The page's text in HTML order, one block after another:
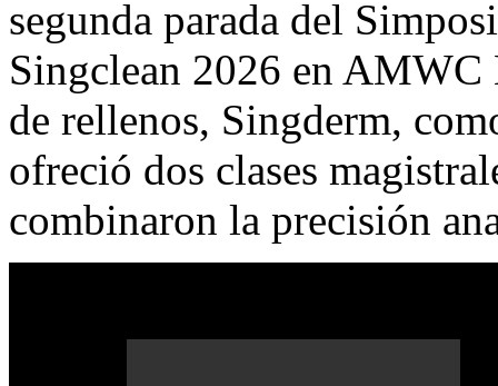
segunda parada del
Singclean 2026 en
de rellenos, Singderm,
ofreció dos clases
combinaron la precisión